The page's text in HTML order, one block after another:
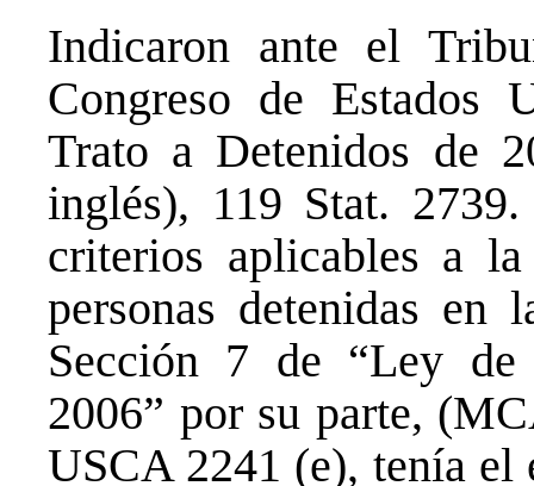
Indicaron ante el
Congreso de Estados
Trato a Detenidos de
inglés), 119 Stat.
criterios aplicables a
personas detenidas en
Sección 7 de “Ley
2006” por su parte,
USCA 2241 (e), tenía el